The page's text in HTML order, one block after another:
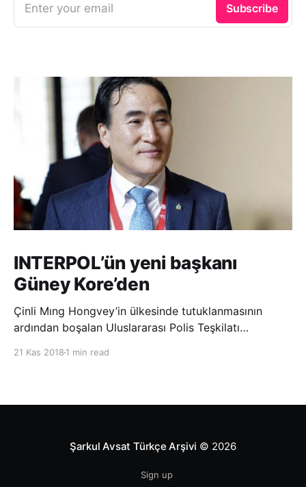
Enter your email Subscribe
INTERPOL’ün yeni başkanı
Güney Kore’den
Çinli Mıng Hongvey’in ülkesinde tutuklanmasının
ardından boşalan Uluslararası Polis Teşkilatı
21 Kas 2018 1 min read
Şarkul Avsat Türkçe Arşivi © 2026
Sign up